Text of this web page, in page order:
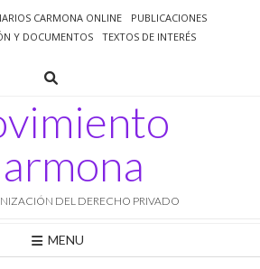
CARMONA ONLINE
PUBLICACIONES
Y DOCUMENTOS
TEXTOS DE INTERÉS
DEL DERECHO PRIVADO
MENU